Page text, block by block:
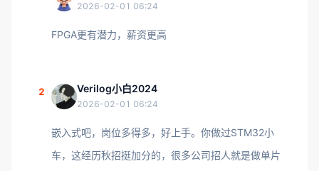
2026-02-01 06:24
FPGA更有潜力，薪资更高
2 Verilog小白2024
2026-02-01 06:24
嵌入式吧，岗位多得多，好上手。你做过STM32小
车，这经历秋招挺加分的，很多公司招人就是做单片